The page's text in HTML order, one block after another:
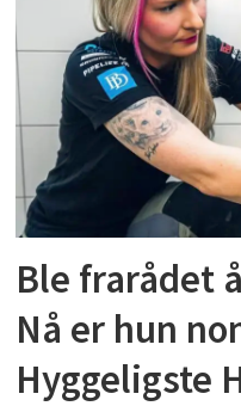
Ble frarådet
Nå er hun
Hyggeligste